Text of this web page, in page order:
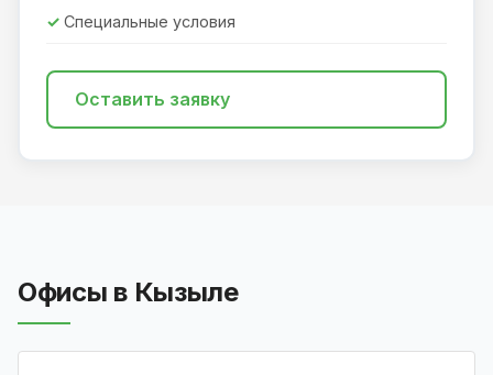
Специальные условия
Оставить заявку
Офисы в Кызыле